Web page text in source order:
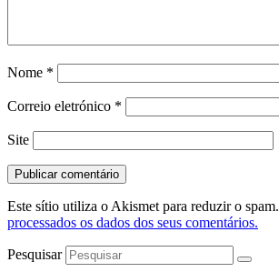
Nome *
Correio eletrónico *
Site
Este sítio utiliza o Akismet para reduzir o spam.
processados os dados dos seus comentários.
Pesquisar